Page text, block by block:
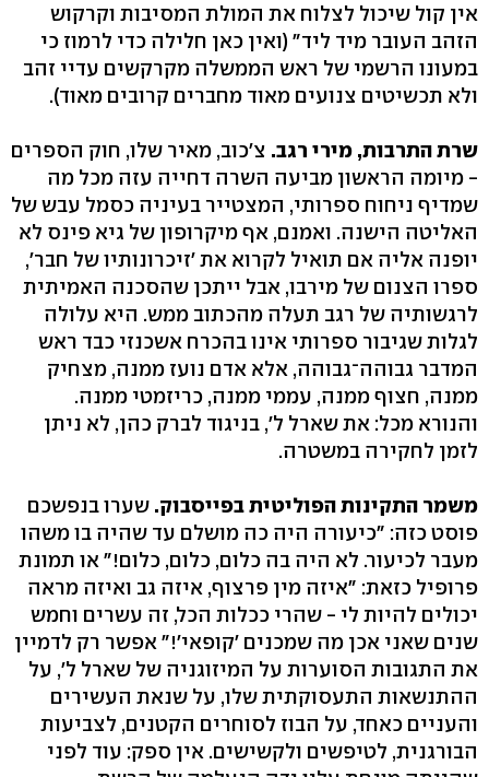
אין קול שיכול לצלוח את המולת המסיבות וקרקוש
הזהב העובר מיד ליד" (ואין כאן חלילה כדי לרמוז כי
במעונו הרשמי של ראש הממשלה מקרקשים עדיי זהב
ולא תכשיטים צנועים מאוד מחברים קרובים מאוד).
שרת התרבות, מירי רגב. צ'כוב, מאיר שלו, חוק הספרים
- מיומה הראשון מביעה השרה דחייה עזה מכל מה
שמדיף ניחוח ספרותי, המצטייר בעיניה כסמל עבש של
האליטה הישנה. ואמנם, אף מיקרופון של גיא פינס לא
יופנה אליה אם תואיל לקרוא את 'זיכרונותיו של חבר',
ספרו הצנום של מירבו, אבל ייתכן שהסכנה האמיתית
לרגשותיה של רגב תעלה מהכתוב ממש. היא עלולה
לגלות שגיבור ספרותי אינו בהכרח אשכנזי כבד ראש
המדבר גבוהה־גבוהה, אלא אדם נועז ממנה, מצחיק
ממנה, חצוף ממנה, עממי ממנה, כריזמטי ממנה.
והנורא מכל: את שארל ל', בניגוד לברק כהן, לא ניתן
לזמן לחקירה במשטרה.
משמר התקינות הפוליטית בפייסבוק. שערו בנפשכם
פוסט כזה: "כיעורה היה כה מושלם עד שהיה בו משהו
מעבר לכיעור. לא היה בה כלום, כלום, כלום!" או תמונת
פרופיל כזאת: "איזה מין פרצוף, איזה גב ואיזה מראה
יכולים להיות לי - שהרי ככלות הכל, זה עשרים וחמש
שנים שאני אכן מה שמכנים 'קופאי'!" אפשר רק לדמיין
את התגובות הסוערות על המיזוגניה של שארל ל', על
ההתנשאות התעסוקתית שלו, על שנאת העשירים
והעניים כאחד, על הבוז לסוחרים הקטנים, לצביעות
הבורגנית, לטיפשים ולקשישים. אין ספק: עוד לפני